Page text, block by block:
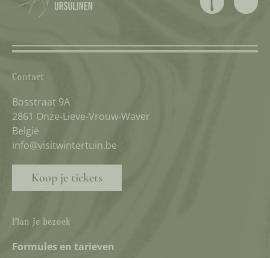
Contact
Bosstraat 9A
2861 Onze-Lieve-Vrouw-Waver
België
info@visitwintertuin.be
Koop je tickets
Plan je bezoek
Formules en tarieven